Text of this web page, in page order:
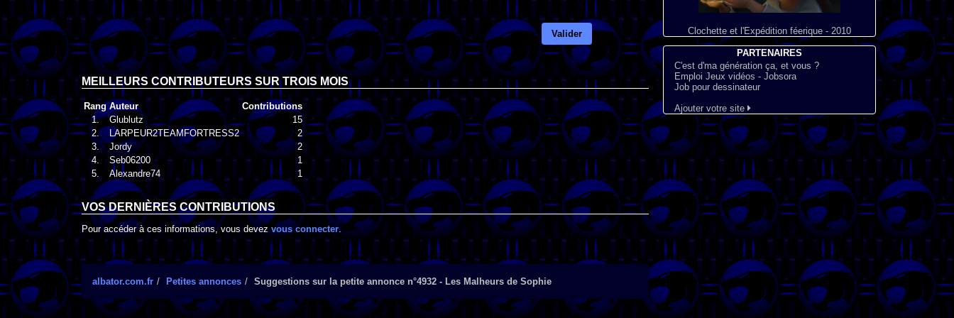
Valider
MEILLEURS CONTRIBUTEURS SUR TROIS MOIS
Rang Auteur
Contributions
1.
Glublutz
15
2.
LARPEUR2TEAMFORTRESS2
2
3.
Jordy
2
4.
Seb06200
1
5.
Alexandre74 1
VOS DERNIÈRES CONTRIBUTIONS
Pour accéder à ces informations, vous devezvous connecter.
albator.com.fr Petites annonces Suggestions sur la petite annonce n°4932 - Les Malheurs de Sophie
Clochette et l'Expédition féerique - 2010
PARTENAIRES
C'est d'ma génération ça, et vous ?
Emploi Jeux vidéos - Jobsora
Job pour dessinateur
Ajouter votre site